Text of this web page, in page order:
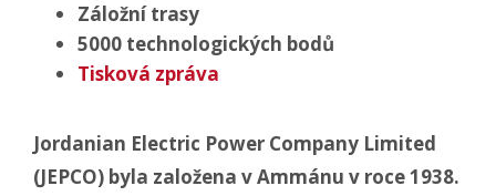
Záložní trasy
5000 technologických bodů
Tisková zpráva
Jordanian Electric Power Company Limited
(JEPCO) byla založena v Ammánu v roce 1938.